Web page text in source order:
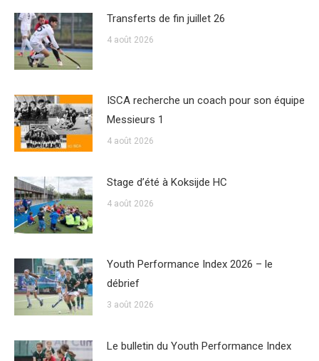
Transferts de fin juillet 26
4 août 2026
ISCA recherche un coach pour son équipe
Messieurs 1
4 août 2026
Stage d’été à Koksijde HC
4 août 2026
Youth Performance Index 2026 – le
débrief
3 août 2026
Le bulletin du Youth Performance Index